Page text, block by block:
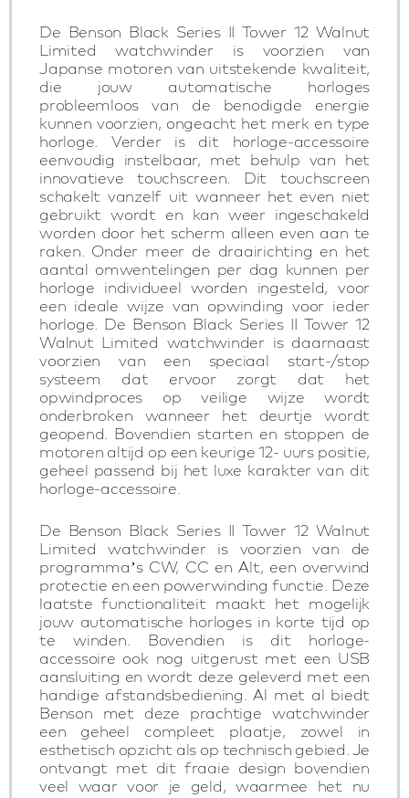
De Benson Black Series II Tower 12 Walnut
Limited watchwinder is voorzien van
Japanse motoren van uitstekende kwaliteit,
die jouw automatische horloges
probleemloos van de benodigde energie
kunnen voorzien, ongeacht het merk en type
horloge. Verder is dit horloge-accessoire
eenvoudig instelbaar, met behulp van het
innovatieve touchscreen. Dit touchscreen
schakelt vanzelf uit wanneer het even niet
gebruikt wordt en kan weer ingeschakeld
worden door het scherm alleen even aan te
raken. Onder meer de draairichting en het
aantal omwentelingen per dag kunnen per
horloge individueel worden ingesteld, voor
een ideale wijze van opwinding voor ieder
horloge. De Benson Black Series II Tower 12
Walnut Limited watchwinder is daarnaast
voorzien van een speciaal start-/stop
systeem dat ervoor zorgt dat het
opwindproces op veilige wijze wordt
onderbroken wanneer het deurtje wordt
geopend. Bovendien starten en stoppen de
motoren altijd op een keurige 12- uurs positie,
geheel passend bij het luxe karakter van dit
horloge-accessoire.
De Benson Black Series II Tower 12 Walnut
Limited watchwinder is voorzien van de
programma’s CW, CC en Alt, een overwind
protectie en een powerwinding functie. Deze
laatste functionaliteit maakt het mogelijk
jouw automatische horloges in korte tijd op
te winden. Bovendien is dit horloge-
accessoire ook nog uitgerust met een USB
aansluiting en wordt deze geleverd met een
handige afstandsbediening. Al met al biedt
Benson met deze prachtige watchwinder
een geheel compleet plaatje, zowel in
esthetisch opzicht als op technisch gebied. Je
ontvangt met dit fraaie design bovendien
veel waar voor je geld, waarmee het nu